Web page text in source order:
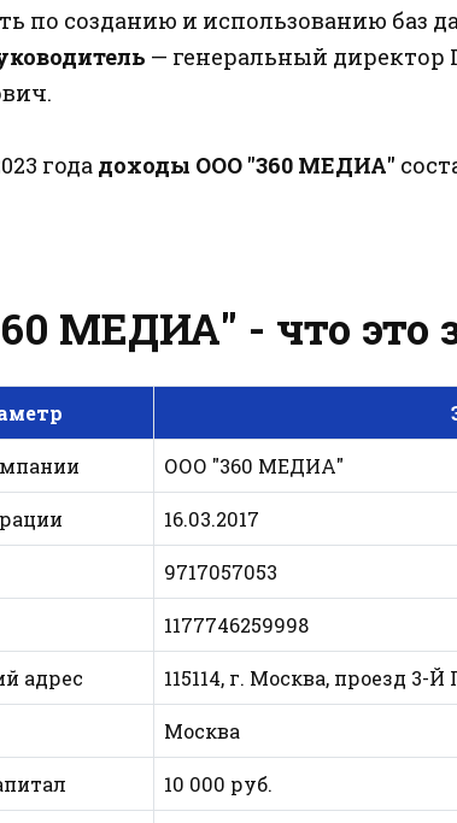
по созданию и использованию
— генеральный директор
года доходы ООО "360 МЕДИА"
МЕДИА" - что это
ООО "360 МЕДИА"
16.03.2017
9717057053
1177746259998
адрес 115114, г. Москва, проезд 3-
Москва
10 000 руб.